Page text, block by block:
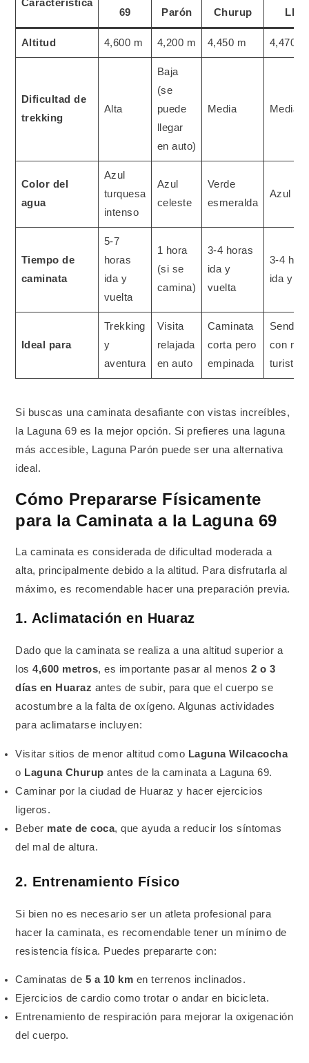
Característica
69
Parón Churup
Altitud 4,600 m 4,200 m 4,450 m 4,470 m
Dificultad de
trekking
Alta
Baja
(se
puede
llegar
en auto)
Media Media
Color del
agua
Azul
turquesa
intenso
Azul
celeste
Verde
esmeralda
Azul
Tiempo de
caminata
5-7
horas
ida y
vuelta
1 hora
(si se
camina)
3-4 horas
ida y
vuelta
3-4
ida y
Ideal para
Trekking
y
aventura
Visita
relajada
en auto
Caminata
corta pero
empinada
con
turistas
Si buscas una caminata desafiante con vistas increíbles,
la Laguna 69 es la mejor opción. Si prefieres una laguna
más accesible, Laguna Parón puede ser una alternativa
ideal.
Cómo Prepararse Físicamente
para la Caminata a la Laguna 69
La caminata es considerada de dificultad moderada a
alta, principalmente debido a la altitud. Para disfrutarla al
máximo, es recomendable hacer una preparación previa.
1. Aclimatación en Huaraz
Dado que la caminata se realiza a una altitud superior a
los4,600 metros, es importante pasar al menos 2 o 3
días en Huaraz antes de subir, para que el cuerpo se
acostumbre a la falta de oxígeno. Algunas actividades
para aclimatarse incluyen:
Visitar sitios de menor altitud como Laguna Wilcacocha
o Laguna Churup antes de la caminata a Laguna 69.
Caminar por la ciudad de Huaraz y hacer ejercicios
ligeros.
Beber mate de coca, que ayuda a reducir los síntomas
del mal de altura.
2. Entrenamiento Físico
Si bien no es necesario ser un atleta profesional para
hacer la caminata, es recomendable tener un mínimo de
resistencia física. Puedes prepararte con:
Caminatas de 5 a 10 km en terrenos inclinados.
Ejercicios de cardio como trotar o andar en bicicleta.
Entrenamiento de respiración para mejorar la oxigenación
del cuerpo.